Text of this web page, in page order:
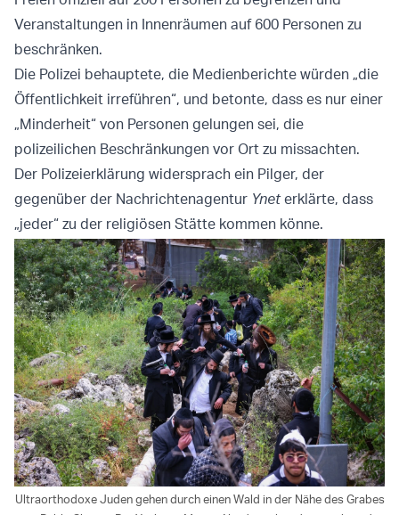
Veranstaltungen in Innenräumen auf 600 Personen zu
beschränken.
Die Polizei behauptete, die Medienberichte würden „die
Öffentlichkeit irreführen“, und betonte, dass es nur einer
„Minderheit“ von Personen gelungen sei, die
polizeilichen Beschränkungen vor Ort zu missachten.
Der Polizeierklärung widersprach ein Pilger, der
gegenüber der Nachrichtenagentur Yneterklärte, dass
„jeder“ zu der religiösen Stätte kommen könne.
Ultraorthodoxe Juden gehen durch einen Wald in der Nähe des Grabes